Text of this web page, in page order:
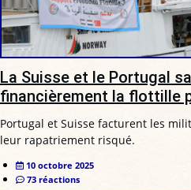
La Suisse et le Portugal
financièrement la flottille
Portugal et Suisse facturent les
leur rapatriement risqué.
10 octobre 2025
73 réactions